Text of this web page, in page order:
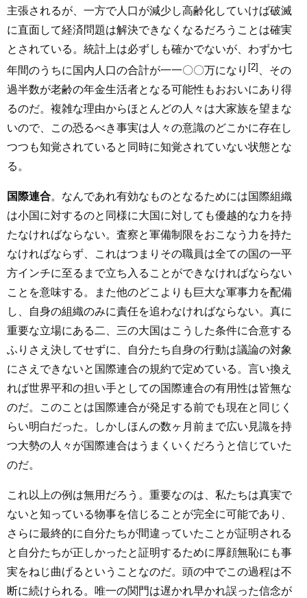
主張されるが、一方で人口が減少し高齢化していけば破滅
に直面して経済問題は解決できなくなるだろうことは確実
とされている。統計上は必ずしも確かでないが、わずか七
年間のうちに国内人口の合計が一一〇〇万になり [2]
、その
過半数が老齢の年金生活者となる可能性もおおいにあり得
るのだ。複雑な理由からほとんどの人々は大家族を望まな
いので、この恐るべき事実は人々の意識のどこかに存在し
つつも知覚されていると同時に知覚されていない状態とな
る。
国際連合。なんであれ有効なものとなるためには国際組織
は小国に対するのと同様に大国に対しても優越的な力を持
たなければならない。査察と軍備制限をおこなう力を持た
なければならず、これはつまりその職員は全ての国の一平
方インチに至るまで立ち入ることができなければならない
ことを意味する。また他のどこよりも巨大な軍事力を配備
し、自身の組織のみに責任を追わなければならない。真に
重要な立場にある二、三の大国はこうした条件に合意する
ふりさえ決してせずに、自分たち自身の行動は議論の対象
にさえできないと国際連合の規約で定めている。言い換え
れば世界平和の担い手としての国際連合の有用性は皆無な
のだ。このことは国際連合が発足する前でも現在と同じく
らい明白だった。しかしほんの数ヶ月前まで広い見識を持
つ大勢の人々が国際連合はうまくいくだろうと信じていた
のだ。
これ以上の例は無用だろう。重要なのは、私たちは真実で
ないと知っている物事を信じることが完全に可能であり、
さらに最終的に自分たちが間違っていたことが証明される
と自分たちが正しかったと証明するために厚顔無恥にも事
実をねじ曲げるということなのだ。頭の中でこの過程は不
断に続けられる。唯一の関門は遅かれ早かれ誤った信念が